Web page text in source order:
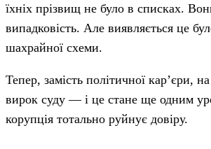
їхніх прізвищ не було в списках.
випадковість. Але виявляється це
шахрайної схеми.
Тепер, замість політичної кар’єри,
вирок суду — і це стане ще одним
корупція тотально руйнує довіру.